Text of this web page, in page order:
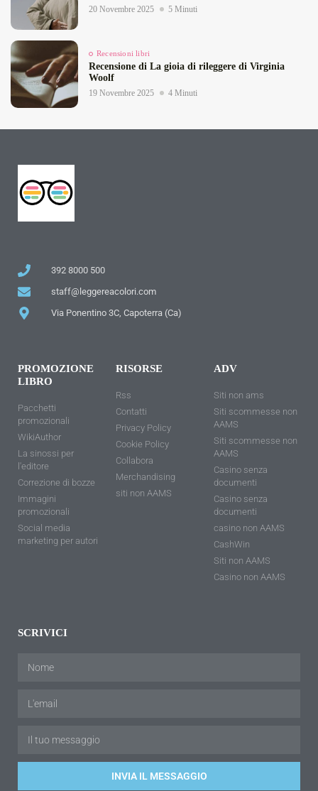
20 Novembre 2025 5 Minuti
Recensioni libri
Recensione di La gioia di rileggere di Virginia
Woolf
19 Novembre 2025 4 Minuti
392 8000 500
staff@leggereacolori.com
Via Ponentino 3C, Capoterra (Ca)
PROMOZIONE
LIBRO
Pacchetti
promozionali
WikiAuthor
La sinossi per
l'editore
Correzione di bozze
Immagini
promozionali
Social media
marketing per autori
RISORSE
Rss
Contatti
Privacy Policy
Cookie Policy
Collabora
Merchandising
siti non AAMS
ADV
Siti non ams
Siti scommesse non
AAMS
Siti scommesse non
AAMS
Casino senza
documenti
Casino senza
documenti
casino non AAMS
CashWin
Siti non AAMS
Casino non AAMS
SCRIVICI
INVIA IL MESSAGGIO